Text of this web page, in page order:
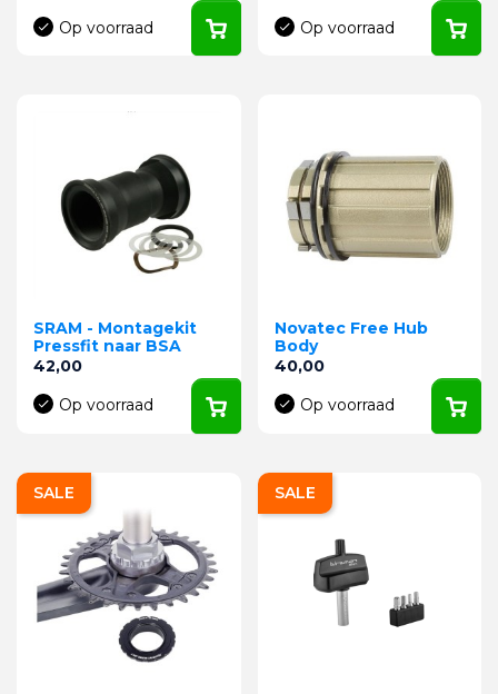
Op voorraad
Op voorraad
SRAM - Montagekit
Pressfit naar BSA
Prijs
42,00
Op voorraad
Novatec Free Hub
Body
Prijs
40,00
Op voorraad
SALE SALE